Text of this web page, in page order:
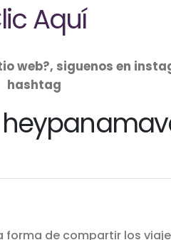
Aquí
web?, siguenos en
hashtag
forma de compartir los